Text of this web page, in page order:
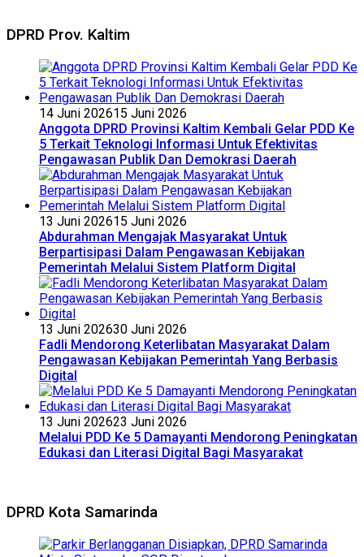
DPRD Prov. Kaltim
14 Juni 202615 Juni 2026
Anggota DPRD Provinsi Kaltim Kembali Gelar PDD Ke
5 Terkait Teknologi Informasi Untuk Efektivitas
Pengawasan Publik Dan Demokrasi Daerah
13 Juni 202615 Juni 2026
Abdurahman Mengajak Masyarakat Untuk
Berpartisipasi Dalam Pengawasan Kebijakan
Pemerintah Melalui Sistem Platform Digital
13 Juni 202630 Juni 2026
Fadli Mendorong Keterlibatan Masyarakat Dalam
Pengawasan Kebijakan Pemerintah Yang Berbasis
Digital
13 Juni 202623 Juni 2026
Melalui PDD Ke 5 Damayanti Mendorong Peningkatan
Edukasi dan Literasi Digital Bagi Masyarakat
DPRD Kota Samarinda